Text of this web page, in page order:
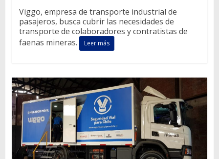
Viggo, empresa de transporte industrial de
pasajeros, busca cubrir las necesidades de
transporte de colaboradores y contratistas de
faenas mineras.
Leer más